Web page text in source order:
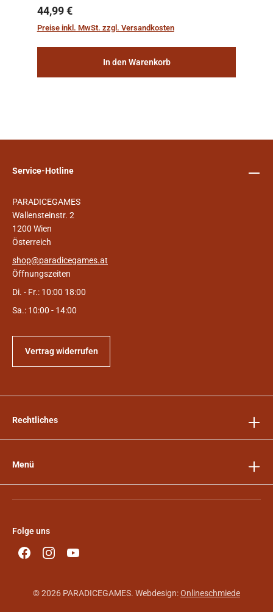
sichern, wurden die sogenannten
„Weltenschiffe“ gebaut. Auf diesen
Regulärer Preis:
44,99 €
Preise inkl. MwSt. zzgl. Versandkosten
In den Warenkorb
Service-Hotline
PARADICEGAMES
Wallensteinstr. 2
1200 Wien
Österreich
shop@paradicegames.at
Öffnungszeiten
Di. - Fr.: 10:00 18:00
Sa.: 10:00 - 14:00
Vertrag widerrufen
Rechtliches
Menü
Folge uns
© 2026 PARADICEGAMES. Webdesign:Onlineschmiede